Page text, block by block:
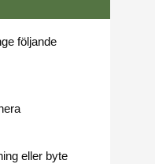
följande
eller byte